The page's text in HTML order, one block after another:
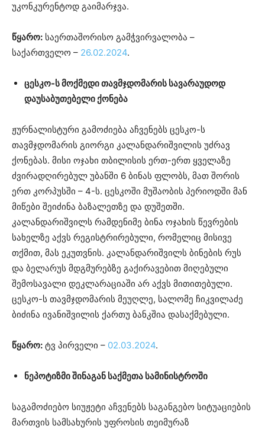
უკონკურენტოდ გაიმარჯვა.
წყარო: საერთაშორისო გამჭვირვალობა –
საქართველო – 26.02.2024.
ცესკო-ს მოქმედი თავმჯდომარის სავარაუდოდ
დაუსაბუთებელი ქონება
ჟურნალისტური გამოძიება აჩვენებს ცესკო-ს
თავმჯდომარის გიორგი კალანდარიშვილის უძრავ
ქონებას. მისი ოჯახი თბილისის ერთ-ერთ ყველაზე
ძვირადღირებულ უბანში 6 ბინას ფლობს, მათ შორის
ერთ კორპუსში – 4-ს. ცესკოში მუშაობის პერიოდში მან
მიწები შეიძინა ბაზალეთზე და დუშეთში.
კალანდარიშვილს რამდენიმე ბინა ოჯახის წევრების
სახელზე აქვს რეგისტრირებული, რომელიც მისივე
თქმით, მას ეკუთვნის. კალანდარიშვილს ბინების რუს
და ბელარუს მდგმურებზე გაქირავებით მიღებული
შემოსავალი დეკლარაციაში არ აქვს მითითებული.
ცესკო-ს თავმჯდომარის მეუღლე, სალომე ჩიკვილაძე
ბიძინა ივანიშვილის ქართუ ბანკშია დასაქმებული.
წყარო: ტვ პირველი – 02.03.2024.
ნეპოტიზმი შინაგან საქმეთა სამინისტროში
საგამოძიებო სიუჟეტი აჩვენებს საგანგებო სიტუაციების
მართვის სამსახურის უფროსის თეიმურაზ